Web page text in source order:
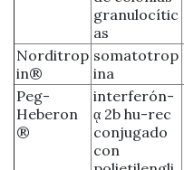
granulocític
as
Norditrop
in®
somatotrop
ina
Peg-
Heberon
®
interferón-
ᾳ 2b hu-rec
conjugado
con